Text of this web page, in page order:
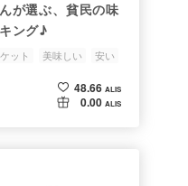
が選ぶ、貧民の味
ング♪
ット 美味しい 安い
48.66 ALIS
0.00 ALIS